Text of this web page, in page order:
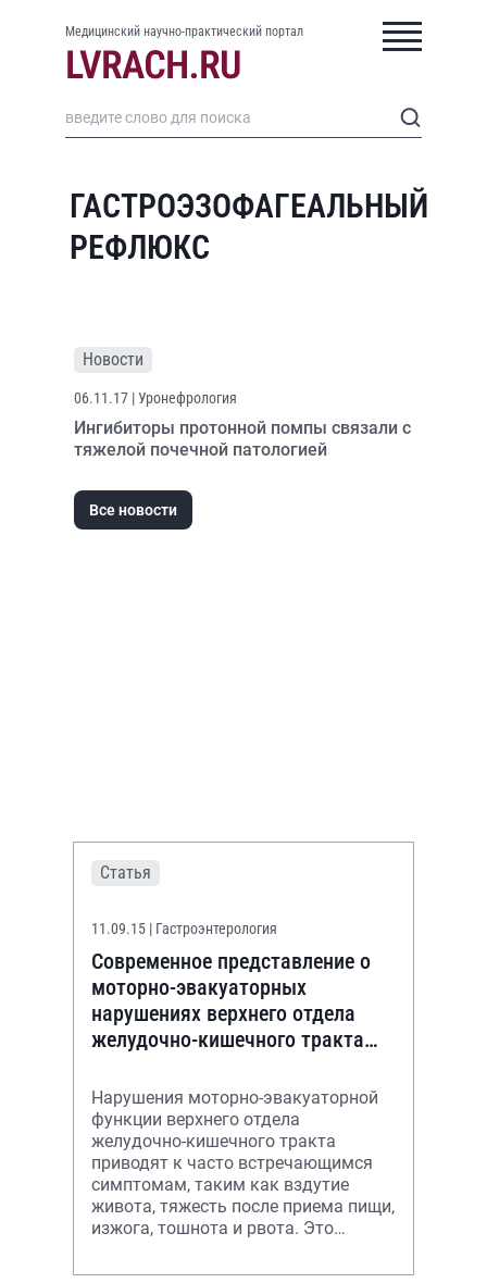
Медицинский научно-практический портал
ГАСТРОЭЗОФАГЕАЛЬНЫЙ
РЕФЛЮКС
Новости
06.11.17 | Уронефрология
Ингибиторы протонной помпы связали с
тяжелой почечной патологией
Все новости
Статья
11.09.15 | Гастроэнтерология
Современное представление о
моторно-эвакуаторных
нарушениях верхнего отдела
желудочно-кишечного тракта
Нарушения моторно-эвакуаторной
функции верхнего отдела
желудочно-кишечного тракта
приводят к часто встречающимся
симптомам, таким как вздутие
живота, тяжесть после приема пищи,
изжога, тошнота и рвота. Это
больных к врачу, ос